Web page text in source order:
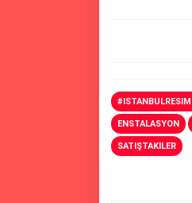
ENSTALASYON
SATIŞTAKILER